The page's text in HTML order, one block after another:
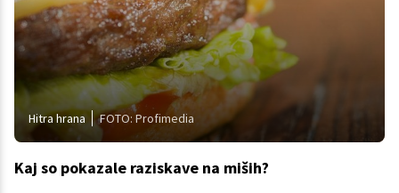
Hitra hrana FOTO: Profimedia
Kaj so pokazale raziskave na miših?